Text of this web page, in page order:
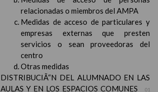
relacionadas o miembros del AMPA
Medidas de acceso de particulares y
empresas externas que presten
servicios o sean proveedoras del
centro
Otras medidas
DISTRIBUCIÃ“N DEL ALUMNADO EN LAS
AULAS Y EN LOS ESPACIOS COMUNES
01